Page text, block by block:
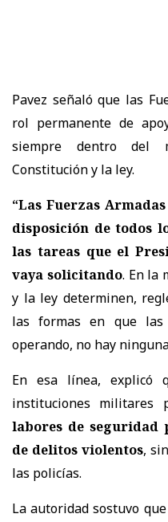
Pavez señaló que las
rol permanente de
siempre dentro del
Constitución y la ley.
“Las Fuerzas
disposición de todos
las tareas que el
vaya solicitando. En la
y la ley determinen,
las formas en que
operando, no hay
En esa línea, explicó
instituciones militares
labores de
de delitos violentos,
las policías.
La autoridad sostuvo